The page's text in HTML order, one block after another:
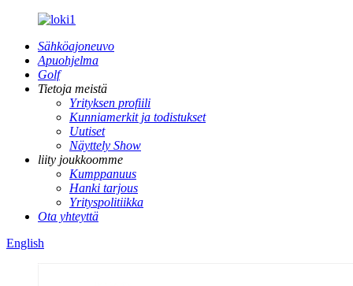
Sähköajoneuvo
Apuohjelma
Golf
Tietoja meistä
Yrityksen profiili
Kunniamerkit ja todistukset
Uutiset
Näyttely Show
liity joukkoomme
Kumppanuus
Hanki tarjous
Yrityspolitiikka
Ota yhteyttä
English